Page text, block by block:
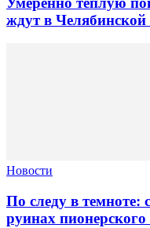
ждут в Челябинской
Новости
По следу в темноте:
руинах